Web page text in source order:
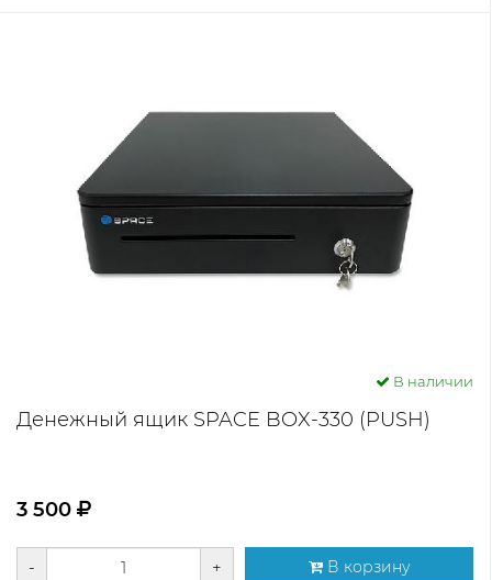
В наличии
Денежный ящик SPACE BOX-330 (PUSH)
3 500
- + В корзину